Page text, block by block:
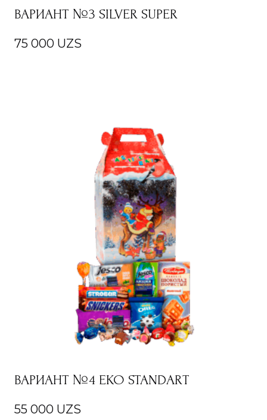
ВАРИАНТ №3 SILVER SUPER
75 000 UZS
ВАРИАНТ №4 EKO STANDART
55 000 UZS